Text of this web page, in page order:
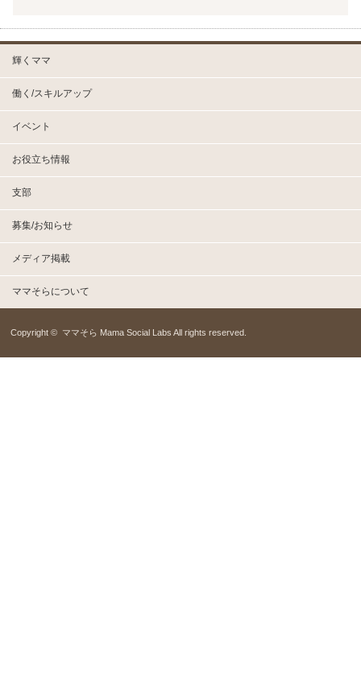
輝くママ
働く/スキルアップ
イベント
お役立ち情報
支部
募集/お知らせ
メディア掲載
ママそらについて
Copyright © ママそら Mama Social Labs All rights reserved.